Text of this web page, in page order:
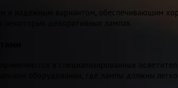
и надёжным вариантом, обеспечивающим
некоторых декоративных лампах.
в специализированных
оборудовании, где лампы должны